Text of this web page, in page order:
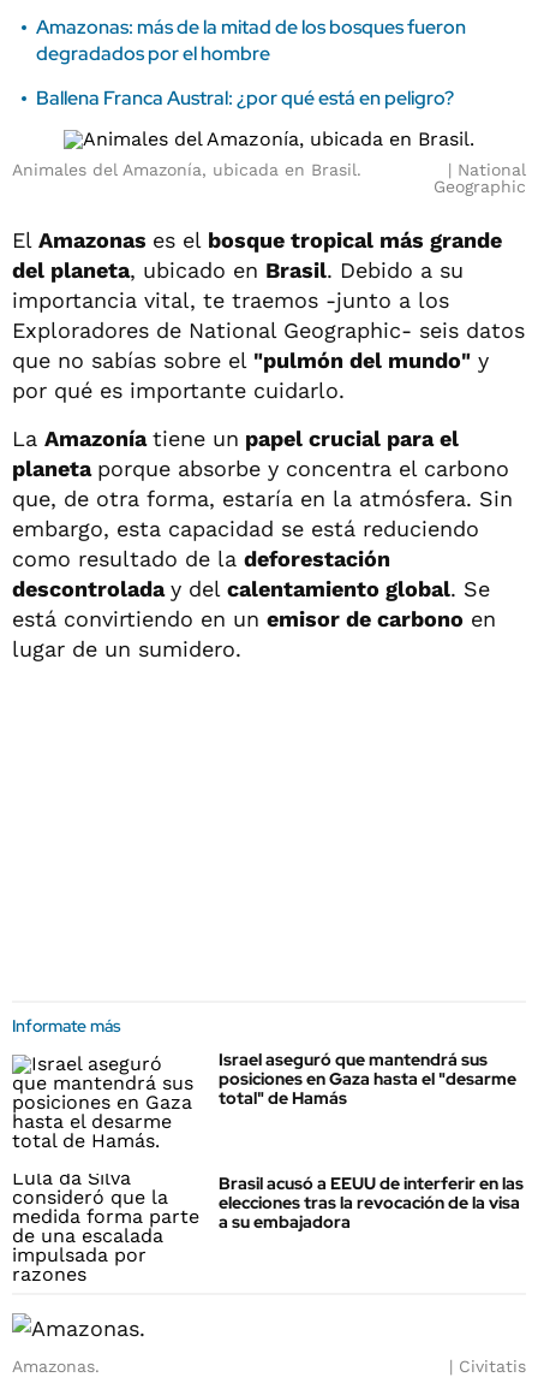
Amazonas: más de la mitad de los bosques fueron
degradados por el hombre
Ballena Franca Austral: ¿por qué está en peligro?
Animales del Amazonía, ubicada en Brasil.
National
Geographic
El Amazonas es el bosque tropical más grande
del planeta, ubicado en Brasil. Debido a su
importancia vital, te traemos -junto a los
Exploradores de National Geographic- seis datos
que no sabías sobre el "pulmón del mundo" y
por qué es importante cuidarlo.
La Amazoníatiene un papel crucial para el
planeta porque absorbe y concentra el carbono
que, de otra forma, estaría en la atmósfera. Sin
embargo, esta capacidad se está reduciendo
como resultado de la deforestación
descontroladay del calentamiento global. Se
está convirtiendo en un emisor de carbono en
lugar de un sumidero.
Informate más
Israel aseguró que mantendrá sus
posiciones en Gaza hasta el "desarme
total" de Hamás
Brasil acusó a EEUU de interferir en las
elecciones tras la revocación de la visa
a su embajadora
Amazonas. Civitatis